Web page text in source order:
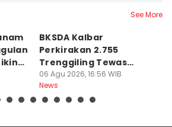
See More
BKSDA Kalbar
Perkirakan 2.755
Trenggiling Tewas
untuk Dapat 551 Kg Sisik
06 Agu 2026, 16:56 WIB
News